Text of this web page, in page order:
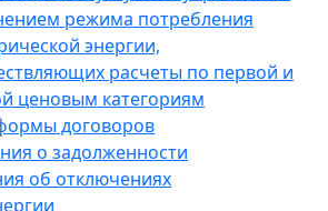
режима потребления
энергии,
расчеты по первой и
ценовым категориям
договоров
о задолженности
об отключениях